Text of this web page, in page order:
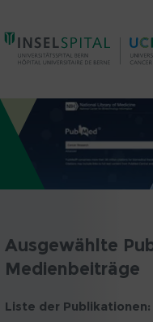
Ausgewählte
Medienbeiträge
Liste der Publikationen: